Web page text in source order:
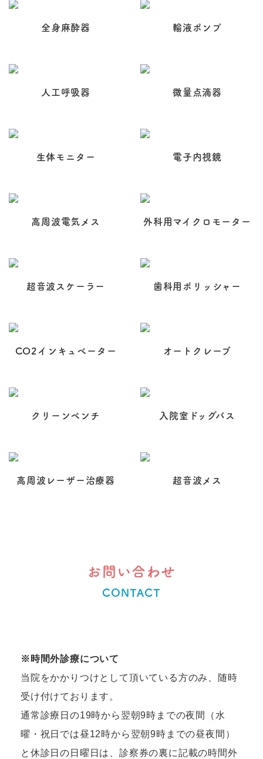
全身麻酔器 輸液ポンプ
人工呼吸器 微量点滴器
生体モニター 電子内視鏡
高周波電気メス 外科用マイクロモーター
超音波スケーラー 歯科用ポリッシャー
CO2インキュベーター オートクレーブ
クリーンベンチ 入院室ドッグバス
高周波レーザー治療器 超音波メス
お問い合わせ
CONTACT
※時間外診療について
当院をかかりつけとして頂いている方のみ、随時
受け付けております。
通常診療日の19時から翌朝9時までの夜間（水
曜・祝日では昼12時から翌朝9時までの昼夜間）
と 休診日の日曜日は、診察券の裏に記載の時間外